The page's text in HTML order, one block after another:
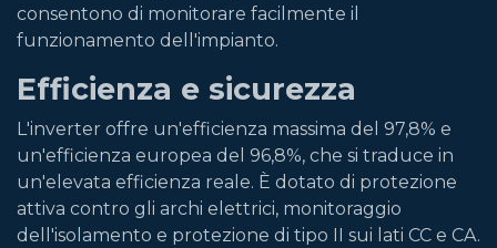
consentono di monitorare facilmente il
funzionamento dell'impianto.
Efficienza e sicurezza
L'inverter offre un'efficienza massima del 97,8% e
un'efficienza europea del 96,8%, che si traduce in
un'elevata efficienza reale. È dotato di protezione
attiva contro gli archi elettrici, monitoraggio
dell'isolamento e protezione di tipo II sui lati CC e CA.